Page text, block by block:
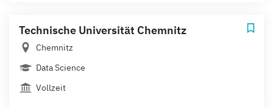
Technische Universität Chemnitz
Chemnitz
Data Science
Vollzeit